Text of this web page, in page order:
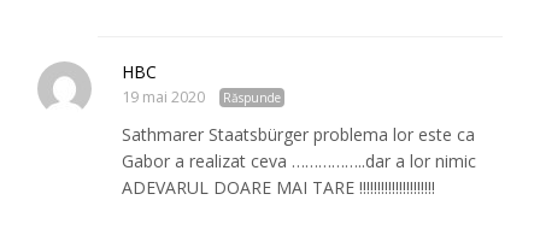
HBC
19 mai 2020 Răspunde
Sathmarer Staatsbürger problema lor este ca
Gabor a realizat ceva ……………..dar a lor nimic
ADEVARUL DOARE MAI TARE !!!!!!!!!!!!!!!!!!!!!